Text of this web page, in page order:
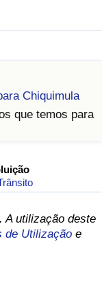
Chiquimula
que temos para
A utilização deste
de Utilização e